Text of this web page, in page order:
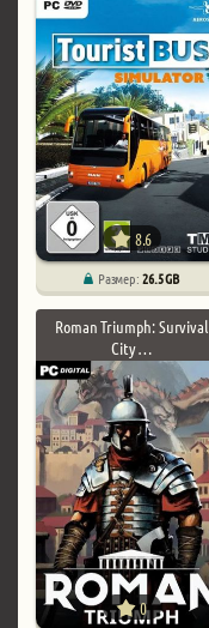
8.6
Размер:26.5 GB
Roman Triumph: Survival
City …
0